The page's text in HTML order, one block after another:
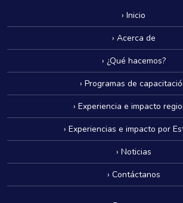
› Inicio
› Acerca de
› ¿Qué hacemos?
› Programas de
› Experiencia e impacto
› Experiencias e impacto por
› Noticias
› Contáctanos